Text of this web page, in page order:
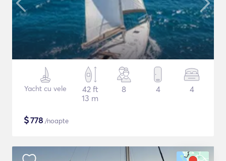
Yacht cu vele
42 ft
13 m
8 4 4
$778 /noapte